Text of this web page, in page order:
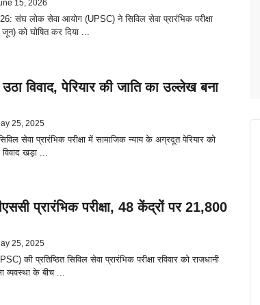
15, 2026
संघ लोक सेवा आयोग (UPSC) ने सिविल सेवा प्रारंभिक परीक्षा
को घोषित कर दिया ...
विवाद, पेरियार की जाति का उल्लेख बना
25, 2025
सेवा प्रारंभिक परीक्षा में सामाजिक न्याय के अग्रदूत पेरियार को
खड़ा ...
प्रारंभिक परीक्षा, 48 केंद्रों पर 21,800
25, 2025
की प्रतिष्ठित सिविल सेवा प्रारंभिक परीक्षा रविवार को राजधानी
व्यवस्था के बीच ...